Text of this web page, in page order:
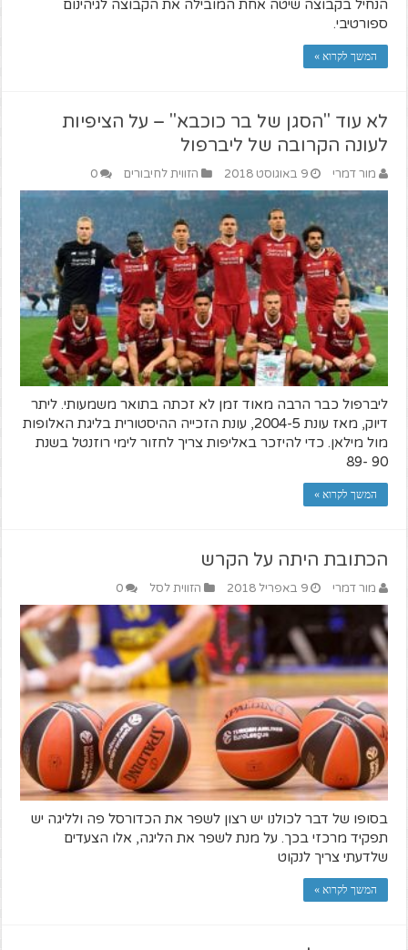
הנחיל בקבוצה שיטה אחת המובילה את הקבוצה לגיהינום
ספורטיבי.
המשך לקרוא »
לא עוד "הסגן של בר כוכבא" – על הציפיות
לעונה הקרובה של ליברפול
מור דמרי 9 באוגוסט 2018 הזווית לחיבורים 0
ליברפול כבר הרבה מאוד זמן לא זכתה בתואר משמעותי. ליתר
דיוק, מאז עונת 2004-5, עונת הזכייה ההיסטורית בליגת האלופות
מול מילאן. כדי להיזכר באליפות צריך לחזור לימי רוזנטל בשנת
90 -89
המשך לקרוא »
הכתובת היתה על הקרש
מור דמרי 9 באפריל 2018 הזווית לסל 0
בסופו של דבר לכולנו יש רצון לשפר את הכדורסל פה ולליגה יש
תפקיד מרכזי בכך. על מנת לשפר את הליגה, אלו הצעדים
שלדעתי צריך לנקוט
המשך לקרוא »